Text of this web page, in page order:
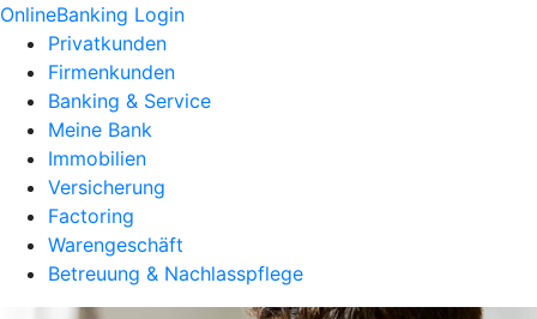
OnlineBanking Login
Privatkunden
Firmenkunden
Banking & Service
Meine Bank
Immobilien
Versicherung
Factoring
Warengeschäft
Betreuung & Nachlasspflege